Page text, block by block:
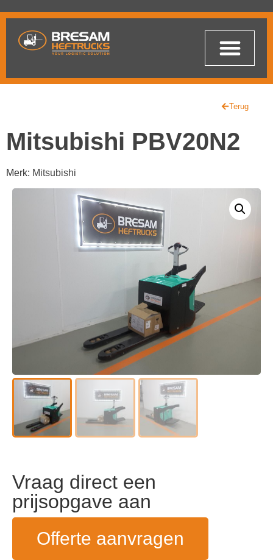
Terug
Mitsubishi PBV20N2
Merk: Mitsubishi
Vraag direct een
prijsopgave aan
Offerte aanvragen